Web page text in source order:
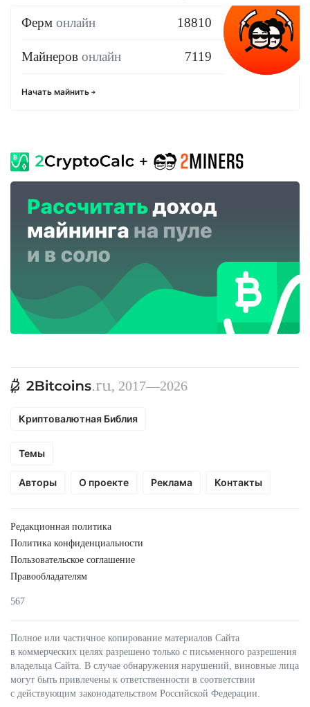
Ферм онлайн 18810
Майнеров онлайн 7119
Начать майнить
, 2017—2026
Криптовалютная Библия
Темы
Авторы О проекте Реклама Контакты
Редакционная политика
Политика конфиденциальности
Пользовательское соглашение
Правообладателям
567
Полное или частичное копирование материалов Сайта
в коммерческих целях разрешено только с письменного разрешения
владельца Сайта. В случае обнаружения нарушений, виновные лица
могут быть привлечены к ответственности в соответствии
с действующим законодательством Российской Федерации.